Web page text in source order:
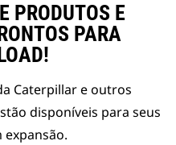
PRODUTOS E
PARA
Caterpillar e outros
disponíveis para seus
expansão.